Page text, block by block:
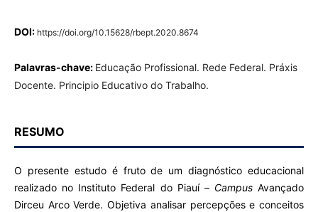
DOI: https://doi.org/10.15628/rbept.2020.8674
Palavras-chave: Educação Profissional. Rede Federal. Práxis
Docente. Principio Educativo do Trabalho.
RESUMO
O presente estudo é fruto de um diagnóstico educacional
realizado no Instituto Federal do Piauí – CampusAvançado
Dirceu Arco Verde. Objetiva analisar percepções e conceitos